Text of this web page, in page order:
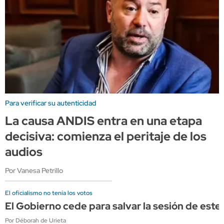
Para verificar su autenticidad
La causa ANDIS entra en una etapa
decisiva: comienza el peritaje de los
audios
Por Vanesa Petrillo
El oficialismo no tenía los votos
El Gobierno cede para salvar la sesión de
Por Déborah de Urieta